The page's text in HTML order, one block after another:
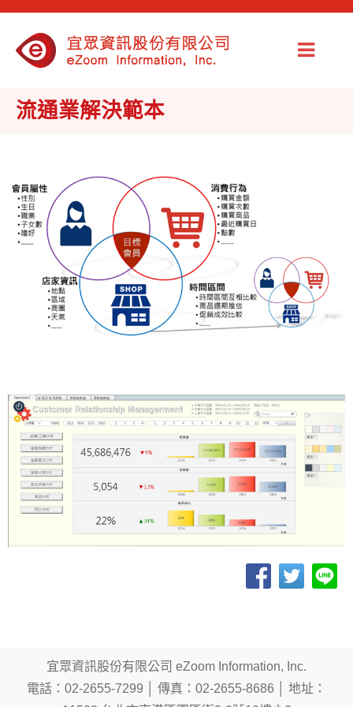
流通業解決範本
宜眾資訊股份有限公司 eZoom Information, Inc.
電話： 02-2655-7299 傳真：02-2655-8686
地址：